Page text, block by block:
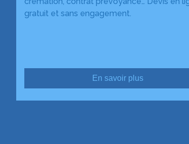
gratuit et sans engagement.
En savoir plus